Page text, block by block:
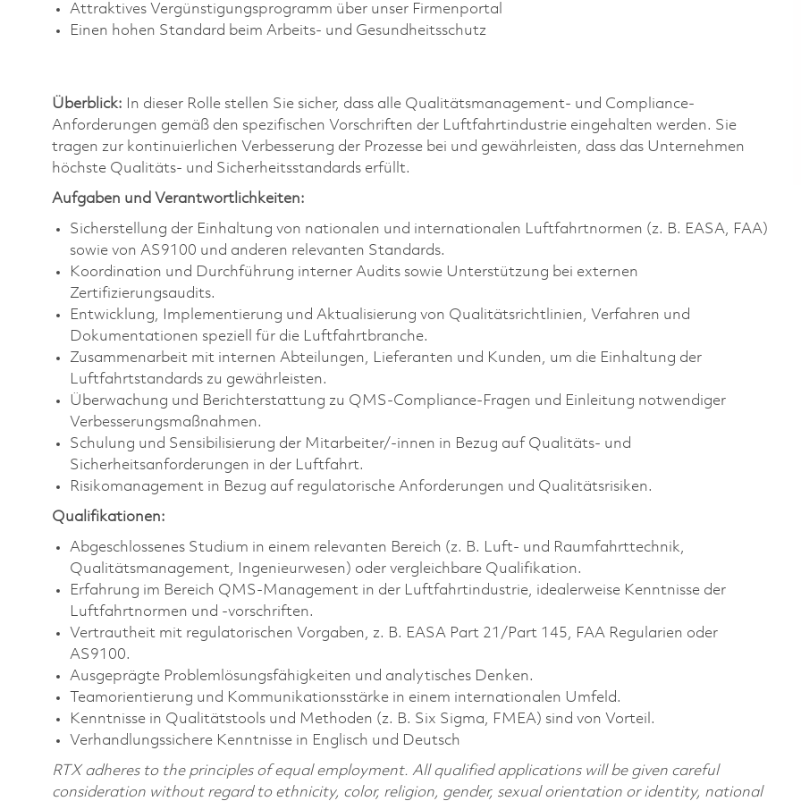
Attraktives Vergünstigungsprogramm über unser Firmenportal
Einen hohen Standard beim Arbeits- und Gesundheitsschutz
Überblick: In dieser Rolle stellen Sie sicher, dass alle Qualitätsmanagement- und Compliance-
Anforderungen gemäß den spezifischen Vorschriften der Luftfahrtindustrie eingehalten werden. Sie
tragen zur kontinuierlichen Verbesserung der Prozesse bei und gewährleisten, dass das Unternehmen
höchste Qualitäts- und Sicherheitsstandards erfüllt.
Aufgaben und Verantwortlichkeiten:
Sicherstellung der Einhaltung von nationalen und internationalen Luftfahrtnormen (z. B. EASA, FAA)
sowie von AS9100 und anderen relevanten Standards.
Koordination und Durchführung interner Audits sowie Unterstützung bei externen
Zertifizierungsaudits.
Entwicklung, Implementierung und Aktualisierung von Qualitätsrichtlinien, Verfahren und
Dokumentationen speziell für die Luftfahrtbranche.
Zusammenarbeit mit internen Abteilungen, Lieferanten und Kunden, um die Einhaltung der
Luftfahrtstandards zu gewährleisten.
Überwachung und Berichterstattung zu QMS-Compliance-Fragen und Einleitung notwendiger
Verbesserungsmaßnahmen.
Schulung und Sensibilisierung der Mitarbeiter/-innen in Bezug auf Qualitäts- und
Sicherheitsanforderungen in der Luftfahrt.
Risikomanagement in Bezug auf regulatorische Anforderungen und Qualitätsrisiken.
Qualifikationen:
Abgeschlossenes Studium in einem relevanten Bereich (z. B. Luft- und Raumfahrttechnik,
Qualitätsmanagement, Ingenieurwesen) oder vergleichbare Qualifikation.
Erfahrung im Bereich QMS-Management in der Luftfahrtindustrie, idealerweise Kenntnisse der
Luftfahrtnormen und -vorschriften.
Vertrautheit mit regulatorischen Vorgaben, z. B. EASA Part 21/Part 145, FAA Regularien oder
AS9100.
Ausgeprägte Problemlösungsfähigkeiten und analytisches Denken.
Teamorientierung und Kommunikationsstärke in einem internationalen Umfeld.
Kenntnisse in Qualitätstools und Methoden (z. B. Six Sigma, FMEA) sind von Vorteil.
Verhandlungssichere Kenntnisse in Englisch und Deutsch
RTX adheres to the principles of equal employment. All qualified applications will be given careful
consideration without regard to ethnicity, color, religion, gender, sexual orientation or identity, national